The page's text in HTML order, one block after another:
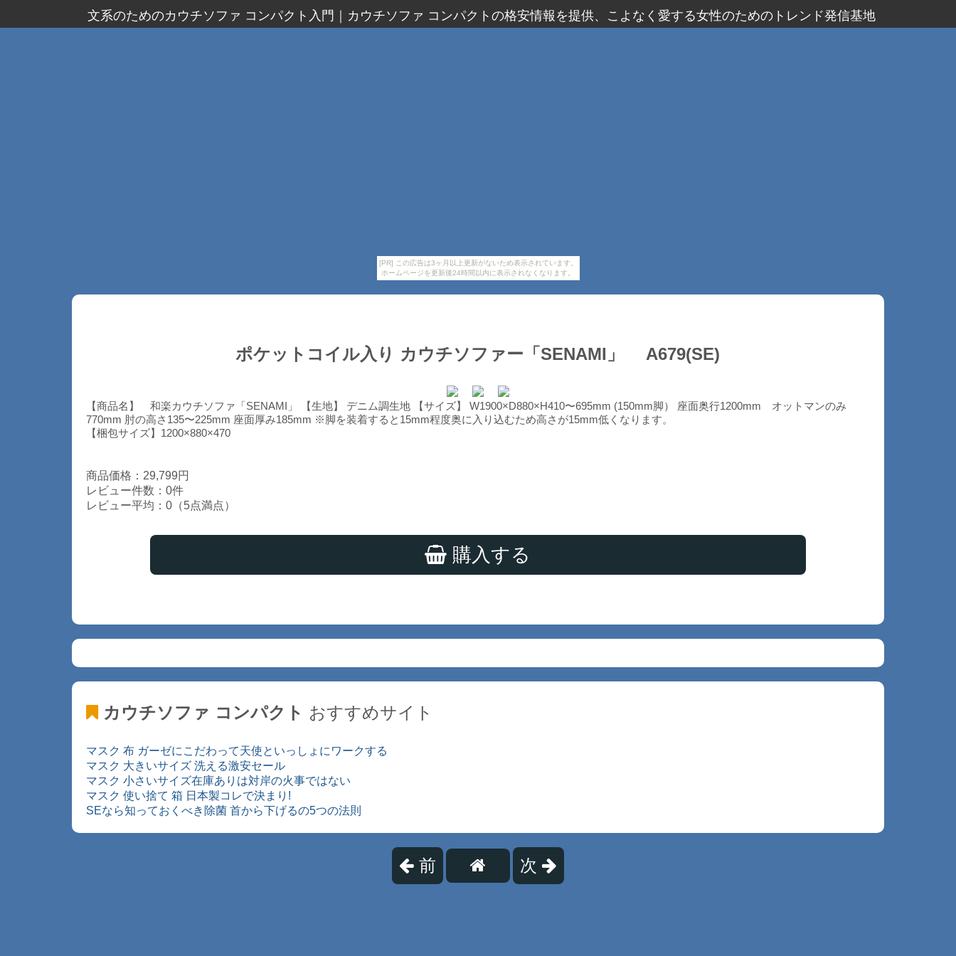
[PR] この広告は3ヶ月以上更新がないため表示されています。
ホームページを更新後24時間以内に表示されなくなります。
文系のためのカウチソファ コンパクト入門 カウチソファ コンパクトの格安情報を提供、こよなく愛する女性のためのトレンド発信基地
ポケットコイル入り カウチソファー「SENAMI」 A679(SE)
【商品名】 和楽カウチソファ「SENAMI」 【生地】 デニム調生地 【サイズ】 W1900×D880×H410〜695mm (150mm脚） 座面奥行1200mm オットマンのみ
770mm 肘の高さ135〜225mm 座面厚み185mm ※脚を装着すると15mm程度奥に入り込むため高さが15mm低くなります。
【梱包サイズ】1200×880×470
商品価格：29,799円
レビュー件数：0件
レビュー平均：0（5点満点）
購入する
カウチソファ コンパクト おすすめサイト
マスク 布 ガーゼにこだわって天使といっしょにワークする
マスク 大きいサイズ 洗える激安セール
マスク 小さいサイズ在庫ありは対岸の火事ではない
マスク 使い捨て 箱 日本製コレで決まり!
SEなら知っておくべき除菌 首から下げるの5つの法則
前 次